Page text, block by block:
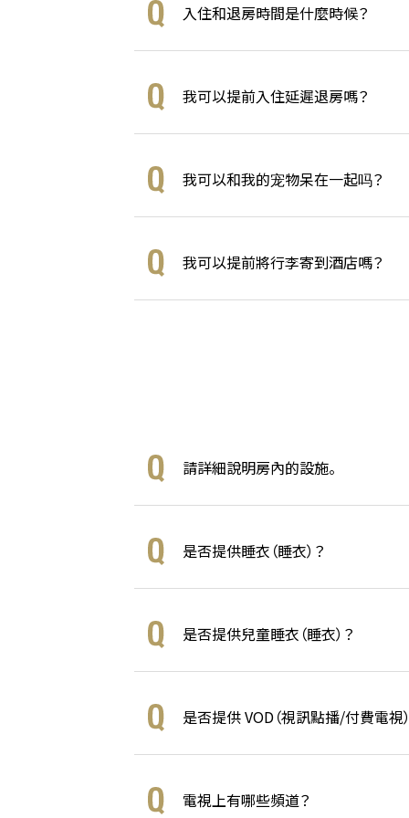
入住和退房時間是什麼時候？
我可以提前入住延遲退房嗎？
我可以和我的宠物呆在一起吗？
我可以提前將行李寄到酒店嗎？
請詳細說明房內的設施。
是否提供睡衣（睡衣）？
是否提供兒童睡衣（睡衣）？
是否提供 VOD（視訊點播/付費電視
電視上有哪些頻道？